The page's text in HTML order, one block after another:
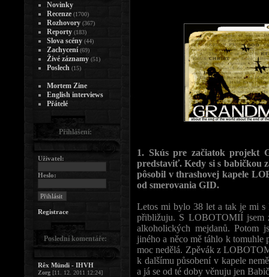
1. Skús pre začiatok projekt
predstaviť. Kedy si s babičkou
pôsobil v thrashovej kapele
od smerovania GID.
Letos mi bylo 38 let a tak je mi s
přibližuju. S LOBOTOMIÍ jsem
alkoholických mejdanů. Potom
jiného a něco mě táhlo k
moc nedělá. Zpěvák z
k dalšímu působení v kapele
a já se od té doby věnuju jen
Novinky
Recenze (1700)
Rozhovory (367)
Reporty (183)
Slova scény (44)
Zachycení (69)
Živé záznamy (51)
Poslech (15)
Mortem Zine
English interviews
Přátelé
Přihlášení:
Uživatel:
Heslo:
Registrace
Poslední komentáře:
Rêx Mündi - IHVH
Zorg [11. 12. 2011 12:24]